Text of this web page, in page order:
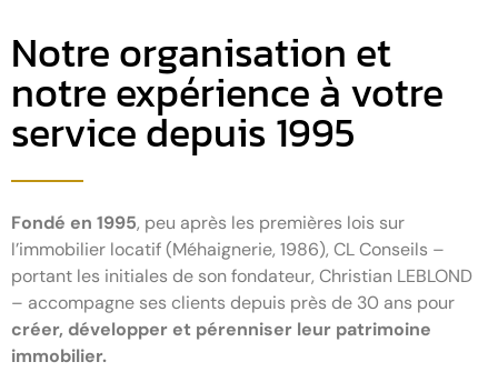
Notre organisation et
notre expérience à votre
service depuis 1995
Fondé en 1995, peu après les premières lois sur
l’immobilier locatif (Méhaignerie, 1986), CL Conseils –
portant les initiales de son fondateur, Christian LEBLOND
– accompagne ses clients depuis près de 30 ans pour
créer, développer et pérenniser leur patrimoine
immobilier.